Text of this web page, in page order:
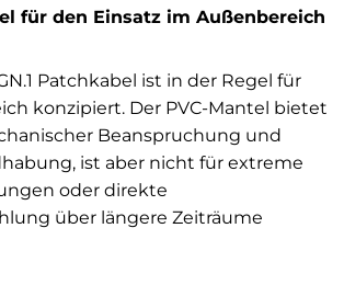
für den Einsatz im Außenbereich
Patchkabel ist in der Regel für
konzipiert. Der PVC-Mantel bietet
Beanspruchung und
ist aber nicht für extreme
oder direkte
über längere Zeiträume